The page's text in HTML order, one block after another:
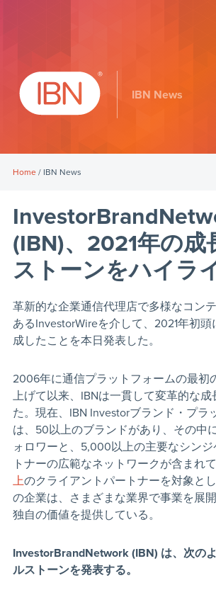
IBN News
Home/ IBN News
(IBN)、2021年の成
ストーンをハイラ
革新的な企業通信代理店で多様なコン
あるInvestorWireを介して、2021年初
成したことを本日発表した。
2006年に通信プラットフォームの最初
上げて以来、IBNは一貫して変革的な成
た。現在、IBN Investorブランド・プラ
は、50以上のブランドがあり、その中
ォロワーと、5,000以上の主要なシン
トナーの広範なネットワークが含まれて
上のクライアントパートナーを対象と
の企業は、さまざまな業界で事業を展
独自の価値を提供している。
InvestorBrandNetwork (IBN) は、次の
ルストーンを発表する。